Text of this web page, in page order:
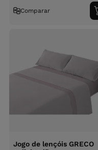
Comparar
Jogo de lençóis GRECO